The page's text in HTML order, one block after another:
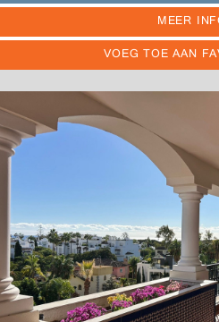
MEER
VOEG TOE AAN